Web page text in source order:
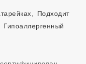
Подходит
Гипоаллергенный